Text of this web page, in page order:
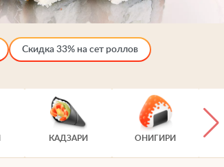
Скидка 33% на сет роллов
КАДЗАРИ ОНИГИРИ